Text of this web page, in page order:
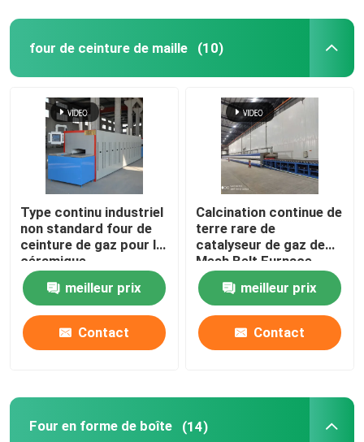
Produits
Au sujet de nous
Visite d'usine
Contrôle de qualité
Nouvelles
Cas
Demandez une citation
Four poussoir
four de ceinture de maille (10)
Type continu industriel
non standard four de
ceinture de gaz pour la
céramique
meilleur prix
Contact
Calcination continue de
terre rare de
catalyseur de gaz de
Mesh Belt Furnace
Energy Natural
meilleur prix
Contact
Four en forme de boîte (14)